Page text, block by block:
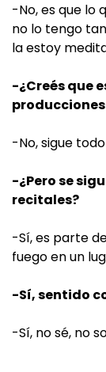
-No, es que lo
no lo tengo
la estoy
-¿Creés que
-No, sigue
-¿Pero se
recitales?
-Sí, es parte
fuego en un
-Sí, sentido
-Sí, no sé, no